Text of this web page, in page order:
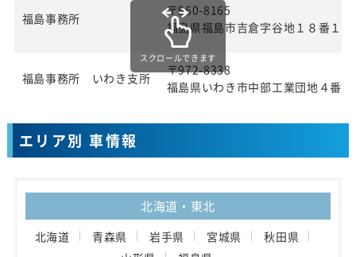
福島事務所
〒960-8165
福島県福島市吉倉字谷地１８番１
福島事務所 いわき支所
〒972-8338
福島県いわき市中部工業団地４番
スクロールできます
エリア別 車情報
北海道・東北
北海道 青森県 岩手県 宮城県
秋田県